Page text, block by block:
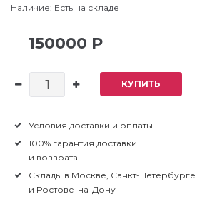
Наличие: Есть на складе
150000 Р
КУПИТЬ
Условия доставки и оплаты
100% гарантия доставки
и возврата
Склады в Москве, Санкт-Петербурге
и Ростове-на-Дону